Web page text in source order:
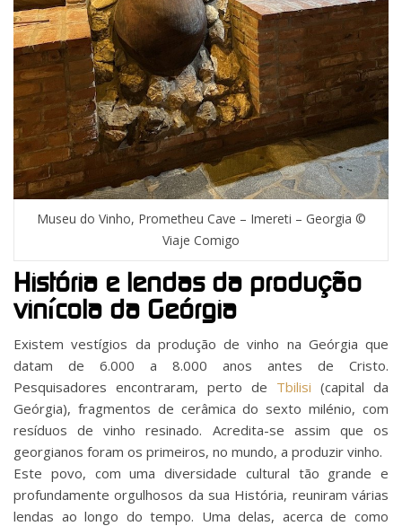
Museu do Vinho, Prometheu Cave – Imereti – Georgia ©
Viaje Comigo
História e lendas da produção
vinícola da Geórgia
Existem vestígios da produção de vinho na Geórgia que
datam de 6.000 a 8.000 anos antes de Cristo.
Pesquisadores encontraram, perto de Tbilisi (capital da
Geórgia), fragmentos de cerâmica do sexto milénio, com
resíduos de vinho resinado. Acredita-se assim que os
georgianos foram os primeiros, no mundo, a produzir vinho.
Este povo, com uma diversidade cultural tão grande e
profundamente orgulhosos da sua História, reuniram várias
lendas ao longo do tempo. Uma delas, acerca de como